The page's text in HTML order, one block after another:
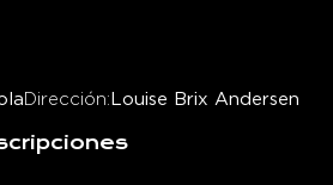
Dirección Louise Brix Andersen